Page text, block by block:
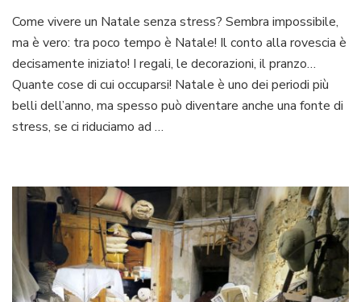
Natale:
ricevere
senza
Come vivere un Natale senza stress? Sembra impossibile,
ma è vero: tra poco tempo è Natale! Il conto alla rovescia è
decisamente iniziato! I regali, le decorazioni, il pranzo…
Quante cose di cui occuparsi! Natale è uno dei periodi più
belli dell’anno, ma spesso può diventare anche una fonte di
stress, se ci riduciamo ad …